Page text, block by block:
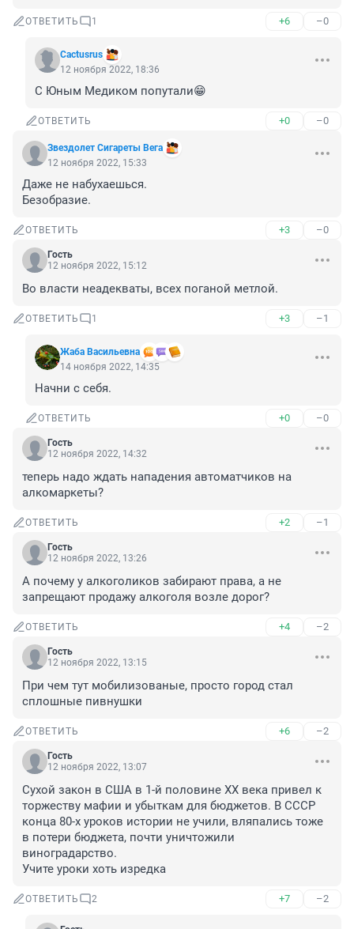
ОТВЕТИТЬ 1 +6 –0
Cactusrus
12 ноября 2022, 18:36
С Юным Медиком попутали😁
ОТВЕТИТЬ +0 –0
Звездолет Сигареты Вега
12 ноября 2022, 15:33
Даже не набухаешься.
Безобразие.
ОТВЕТИТЬ +3 –0
Гость
12 ноября 2022, 15:12
Во власти неадекваты, всех поганой метлой.
ОТВЕТИТЬ 1 +3 –1
Жаба Васильевна
14 ноября 2022, 14:35
Начни с себя.
ОТВЕТИТЬ +0 –0
Гость
12 ноября 2022, 14:32
теперь надо ждать нападения автоматчиков на
алкомаркеты?
ОТВЕТИТЬ +2 –1
Гость
12 ноября 2022, 13:26
А почему у алкоголиков забирают права, а не
запрещают продажу алкоголя возле дорог?
ОТВЕТИТЬ +4 –2
Гость
12 ноября 2022, 13:15
При чем тут мобилизованые, просто город стал
сплошные пивнушки
ОТВЕТИТЬ +6 –2
Гость
12 ноября 2022, 13:07
Сухой закон в США в 1-й половине ХХ века привел к
торжеству мафии и убыткам для бюджетов. В СССР
конца 80-х уроков истории не учили, вляпались тоже
в потери бюджета, почти уничтожили
виноградарство.
Учите уроки хоть изредка
ОТВЕТИТЬ 2 +7 –2